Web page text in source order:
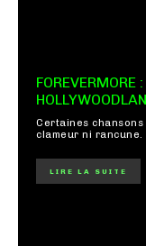
Certaines
clameur ni rancune.
LIRE LA SUITE